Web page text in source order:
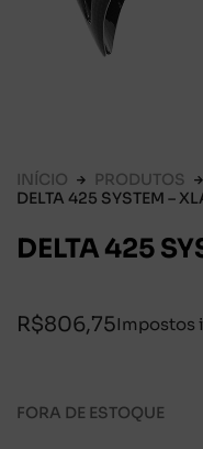
INÍCIO PRODUTOS
DELTA 425 SYSTEM –
DELTA 425
R$806,75Impostos
FORA DE ESTOQUE